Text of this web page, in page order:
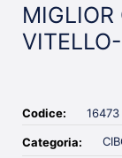
MIGLIOR
Codice: 16473
Categoria: